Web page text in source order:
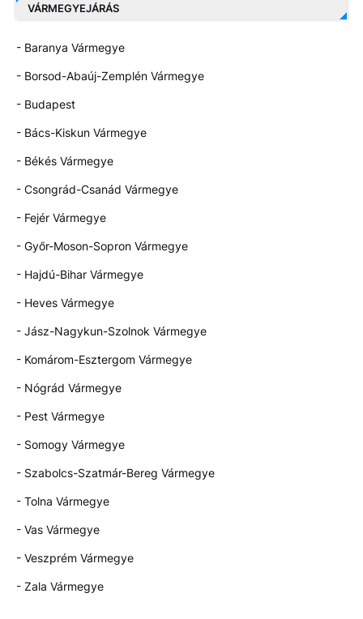
VÁRMEGYEJÁRÁS
- Baranya Vármegye
- Borsod-Abaúj-Zemplén Vármegye
- Budapest
- Bács-Kiskun Vármegye
- Békés Vármegye
- Csongrád-Csanád Vármegye
- Fejér Vármegye
- Győr-Moson-Sopron Vármegye
- Hajdú-Bihar Vármegye
- Heves Vármegye
- Jász-Nagykun-Szolnok Vármegye
- Komárom-Esztergom Vármegye
- Nógrád Vármegye
- Pest Vármegye
- Somogy Vármegye
- Szabolcs-Szatmár-Bereg Vármegye
- Tolna Vármegye
- Vas Vármegye
- Veszprém Vármegye
- Zala Vármegye